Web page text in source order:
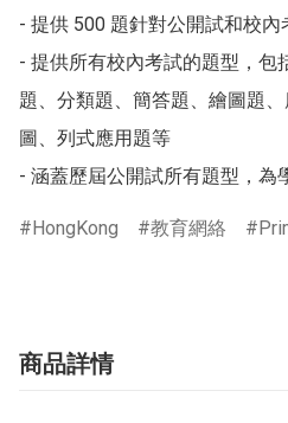
- 提供 500 題針對公開試和校內
- 提供所有校內考試的題型，包
題、分類題、簡答題、繪圖題
圖、列式應用題等
- 涵蓋歷屆公開試所有題型，為
HongKong 教育網絡
商品詳情